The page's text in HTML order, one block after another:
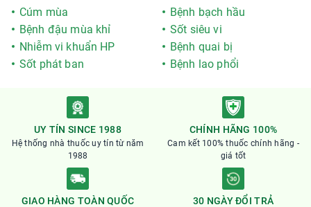
Cúm mùa
Bệnh bạch hầu
Bệnh đậu mùa khỉ
Sốt siêu vi
Nhiễm vi khuẩn HP
Bệnh quai bị
Sốt phát ban
Bệnh lao phổi
UY TÍN SINCE 1988
Hệ thống nhà thuốc uy tín từ năm
1988
CHÍNH HÃNG 100%
Cam kết 100% thuốc chính hãng -
giá tốt
GIAO HÀNG TOÀN QUỐC 30 NGÀY ĐỔI TRẢ